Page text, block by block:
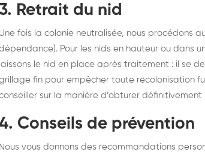
3. Retrait du nid
Une fois la colonie neutralisée, nous procédons
Pour les nids en hauteur ou dans
laissons le nid en place après traitement : il se
fin pour empêcher toute recolonisation
sur la manière d’obturer
Conseils de prévention
Nous vous donnons des recommandations